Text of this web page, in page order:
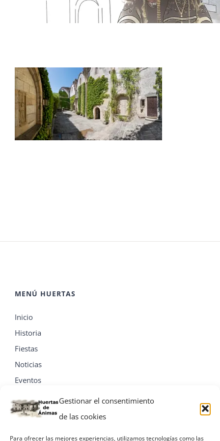
Gestionar el consentimiento
de las cookies
Para ofrecer las mejores experiencias, utilizamos tecnologías como las
MENÚ HUERTAS
Inicio
Historia
Fiestas
Noticias
Eventos